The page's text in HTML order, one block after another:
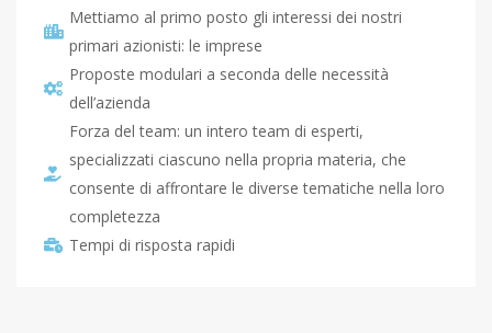
Mettiamo al primo posto gli interessi dei nostri
primari azionisti: le imprese
Proposte modulari a seconda delle necessità
dell’azienda
Forza del team: un intero team di esperti,
specializzati ciascuno nella propria materia, che
consente di affrontare le diverse tematiche nella loro
completezza
Tempi di risposta rapidi